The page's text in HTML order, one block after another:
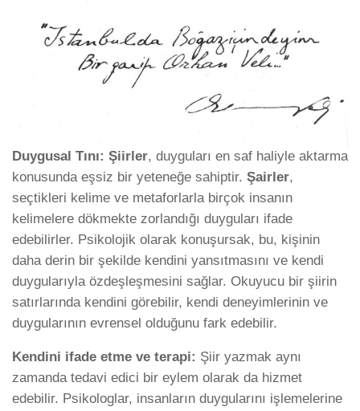
Duygusal Tını: Şiirler, duyguları en saf haliyle aktarma
konusunda eşsiz bir yeteneğe sahiptir. Şairler,
seçtikleri kelime ve metaforlarla birçok insanın
kelimelere dökmekte zorlandığı duyguları ifade
edebilirler. Psikolojik olarak konuşursak, bu, kişinin
daha derin bir şekilde kendini yansıtmasını ve kendi
duygularıyla özdeşleşmesini sağlar. Okuyucu bir şiirin
satırlarında kendini görebilir, kendi deneyimlerinin ve
duygularının evrensel olduğunu fark edebilir.
Kendini ifade etme ve terapi: Şiir yazmak aynı
zamanda tedavi edici bir eylem olarak da hizmet
edebilir. Psikologlar, insanların duygularını işlemelerine